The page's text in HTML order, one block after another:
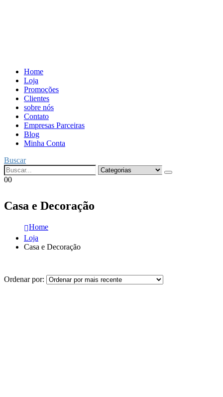
Home
Loja
Promoções
Clientes
sobre nós
Contato
Empresas Parceiras
Blog
Minha Conta
Buscar
00
Casa e Decoração
Home
Loja
Casa e Decoração
Ordenar por: